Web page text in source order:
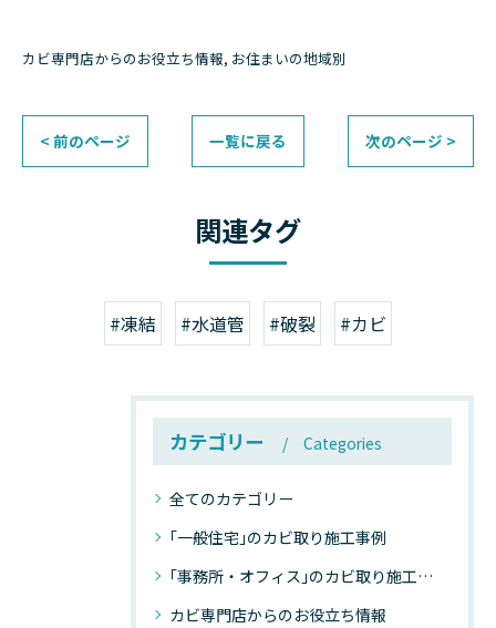
カビ専門店からのお役立ち情報 お住まいの地域別
< 前のページ 一覧に戻る 次のページ >
関連タグ
#凍結 #水道管 #破裂 #カビ
カテゴリー Categories
全てのカテゴリー
｢一般住宅｣のカビ取り施工事例
｢事務所・オフィス｣のカビ取り施工事例
カビ専門店からのお役立ち情報